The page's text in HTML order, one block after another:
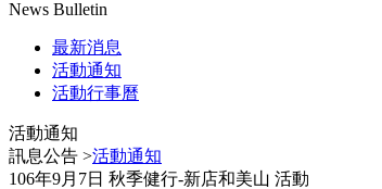
News Bulletin
最新消息
活動通知
活動行事曆
活動通知
訊息公告 >活動通知
106年9月7日 秋季健行-新店和美山 活動